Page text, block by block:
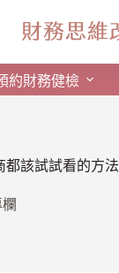
約財務健檢
都該試試看的方法